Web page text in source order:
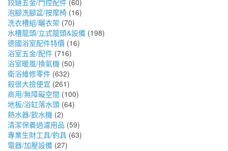
鉸鏈五金/門控配件 (60)
泡腳洗腳盆/按摩椅 (16)
洗衣槽組/曬衣架 (70)
水槽龍頭/立式龍頭&設備 (198)
德國浴室配件特價 (16)
浴室五金/配件 (716)
浴室暖風/換氣機 (50)
衛浴維修零件 (632)
殺很大撿便宜 (261)
商用/無障礙空間 (100)
地板/浴缸落水頭 (64)
熱水器/飲水機 (2)
清潔保養過濾用品 (59)
專業生財工具/釣具 (63)
電器/加壓設備 (27)